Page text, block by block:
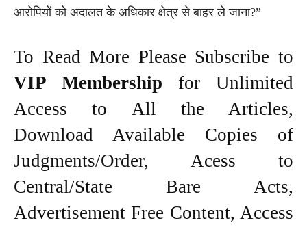
आरोपियों को अदालत के अधिकार क्षेत्र से बाहर ले जाना?”
To Read More Please Subscribe to
VIP Membership for Unlimited
Access to All the Articles,
Download Available Copies of
Judgments/Order, Acess to
Central/State Bare Acts,
Advertisement Free Content, Access